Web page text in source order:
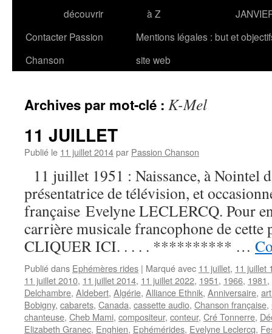
découvrir
à Z
Contacter Passion
Chanson
Mentions légales : but et
site web
Archives par mot-clé : K-Mel
11 JUILLET
Publié le 11 juillet 2014par Passion Chanson
11 juillet 1951 : Naissance, à Nointel
présentatrice de télévision, et
française Evelyne LECLERCQ. Pour
carrière musicale francophone de cette
CLIQUER ICI. . . . . ********** …
Publié dans Ephémères rides | Marqué avec 11 juillet, 11 juillet
11 juillet 2010, 11 juillet 2014, 11 juillet 2022, 1951, 1966, 1981,
Delchambre, Aldebert, Algérie, Alliance Ethnik, Anniversaire,
Bobigny, cabarets, Canada, cassette audio, Chanson française,
chanteuse, Cheb Mami, compositeur, conteur, Cré Tonnerre,
Elizabeth Granec, Enghien, Ephémérides, Evelyne Leclercq,